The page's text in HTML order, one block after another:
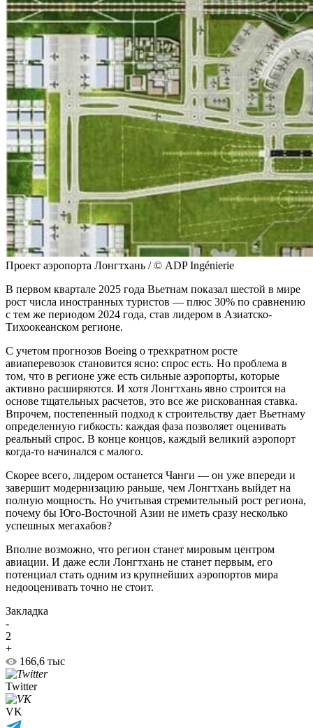
Проект аэропорта Лонгтхань / © ADP Ingénierie
В первом квартале 2025 года Вьетнам показал шестой в мире
рост числа иностранных туристов — плюс 30% по сравнению
с тем же периодом 2024 года, став лидером в Азиатско-
Тихоокеанском регионе.
С учетом прогнозов Boeing о трехкратном росте
авиаперевозок становится ясно: спрос есть. Но проблема в
том, что в регионе уже есть сильные аэропорты, которые
активно расширяются. И хотя Лонгтхань явно строится на
основе тщательных расчетов, это все же рискованная ставка.
Впрочем, постепенный подход к строительству дает Вьетнаму
определенную гибкость: каждая фаза позволяет оценивать
реальный спрос. В конце концов, каждый великий аэропорт
когда-то начинался с малого.
Скорее всего, лидером останется Чанги — он уже впереди и
завершит модернизацию раньше, чем Лонгтхань выйдет на
полную мощность. Но учитывая стремительный рост региона,
почему бы Юго-Восточной Азии не иметь сразу несколько
успешных мегахабов?
Вполне возможно, что регион станет мировым центром
авиации. И даже если Лонгтхань не станет первым, его
потенциал стать одним из крупнейших аэропортов мира
недооценивать точно не стоит.
Закладка
-
2
+
166,6 тыс
Twitter
VK